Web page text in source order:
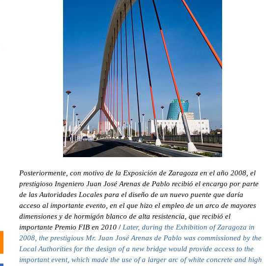
Posteriormente, con motivo de la Exposición de Zaragoza en el año 2008, el
prestigioso Ingeniero Juan José Arenas de Pablo recibió el encargo por parte
de las Autoridades Locales para el diseño de un nuevo puente que daría
acceso al importante evento, en el que hizo el empleo de un arco de mayores
dimensiones y de hormigón blanco de alta resistencia, que recibió el
importante Premio FIB en 2010 / Later, during the Exhibition of Zaragoza in
2008, the prestigious Mr. Juan José Arenas de Pablo was commissioned by the
Local Authorities for the design of a new bridge would provide access to the
important event, which made ​​the use of a larger arc of white concrete and high